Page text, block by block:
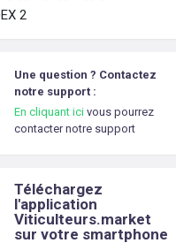
2
Une question ? Contactez
notre support :
En cliquant ici vous pourrez
contacter notre support
Téléchargez
l'application
Viticulteurs.market
sur votre smartphone